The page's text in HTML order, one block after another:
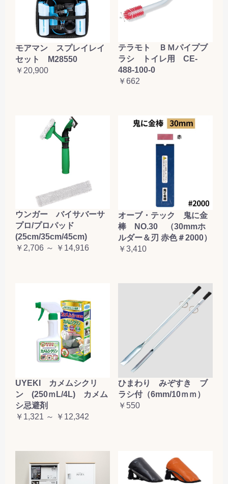
モアマン スプレイレイ
セット M28550
￥20,900
テラモト ＢＭパイプブ
ラシ トイレ用 CE-
488-100-0
￥662
ウンガー バイサバーサ
プロ/プロパッド
(25cm/35cm/45cm)
￥2,706 ～ ￥14,916
オーブ・テック 鬼に金
棒 NO.30 （30mmホ
ルダー＆刃 赤色＃2000）
￥3,410
UYEKI カメムシクリ
ン (250ｍL/4L) カメム
シ忌避剤
￥1,321 ～ ￥12,342
ひまわり みぞすき ブ
ラシ付（6mm/10ｍｍ）
￥550